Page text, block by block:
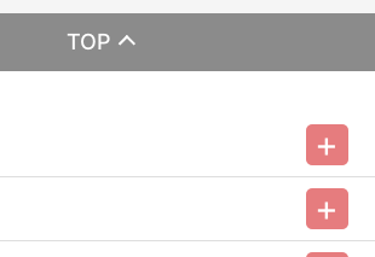
、特典を1つ差し上げます。
画面に「複製サイン入りL判ブロマイド12
です。実際の仕様とは異なる場合がござい
承ください。
ついて
TOP
基づく表示